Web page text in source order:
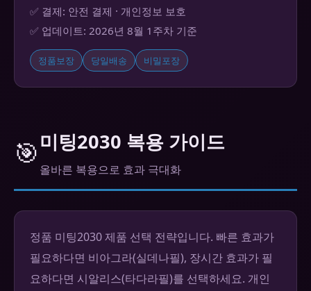
✅ 결제: 안전 결제 · 개인정보 보호
✅ 업데이트: 2026년 8월 1주차 기준
정품보장 당일배송 비밀포장
🎯미팅2030 복용 가이드
올바른 복용으로 효과 극대화
정품 미팅2030 제품 선택 전략입니다. 빠른 효과가
필요하다면 비아그라(실데나필), 장시간 효과가 필
요하다면 시알리스(타다라필)를 선택하세요. 개인